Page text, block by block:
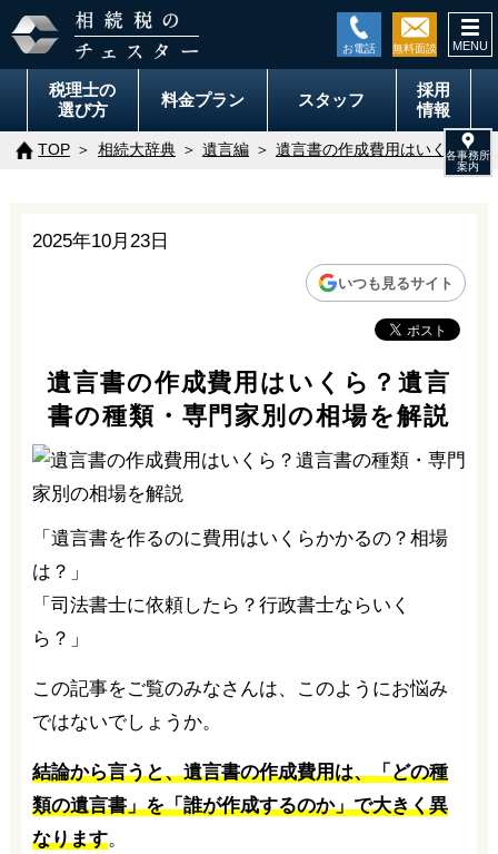
税理士の
選び方
料金プラン スタッフ
採用
情報
TOP 相続大辞典 遺言編 遺言書の作成費用はいくら？
2025年10月23日
いつも見るサイト
遺言書の作成費用はいくら？遺言
書の種類・専門家別の相場を解説
「遺言書を作るのに費用はいくらかかるの？相場
は？」
「司法書士に依頼したら？行政書士ならいく
ら？」
この記事をご覧のみなさんは、このようにお悩み
ではないでしょうか。
結論から言うと、遺言書の作成費用は、「どの種
類の遺言書」を「誰が作成するのか」で大きく異
なります。